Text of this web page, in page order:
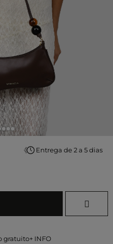
Entrega de 2 a 5 dias
gratuito+ INFO